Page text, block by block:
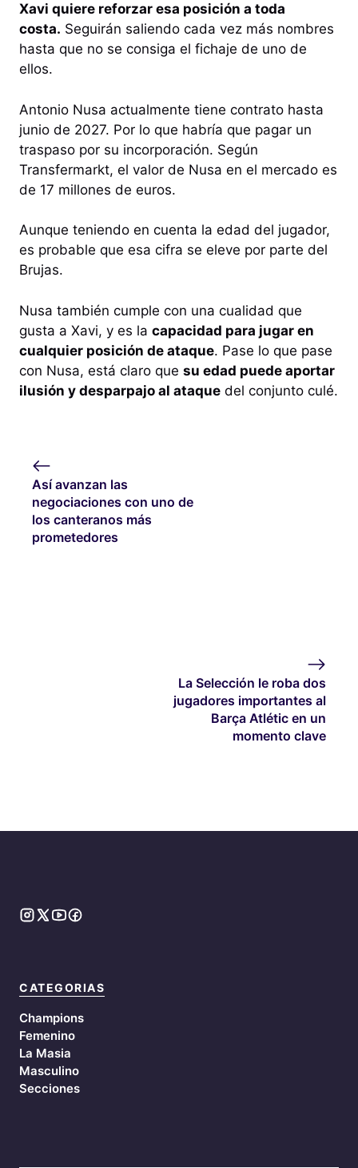
Xavi quiere reforzar esa posición a toda
costa. Seguirán saliendo cada vez más nombres
hasta que no se consiga el fichaje de uno de
ellos.
Antonio Nusa actualmente tiene contrato hasta
junio de 2027. Por lo que habría que pagar un
traspaso por su incorporación. Según
Transfermarkt, el valor de Nusa en el mercado es
de 17 millones de euros.
Aunque teniendo en cuenta la edad del jugador,
es probable que esa cifra se eleve por parte del
Brujas.
Nusa también cumple con una cualidad que
gusta a Xavi, y es la capacidad para jugar en
cualquier posición de ataque. Pase lo que pase
con Nusa, está claro que su edad puede aportar
ilusión y desparpajo al ataque del conjunto culé.
Así avanzan las
negociaciones con uno de
los canteranos más
prometedores
La Selección le roba dos
jugadores importantes al
Barça Atlétic en un
momento clave
CATEGORIAS
Champions
Femenino
La Masia
Masculino
Secciones